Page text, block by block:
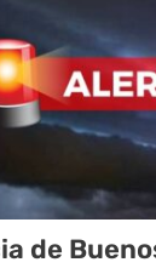
de